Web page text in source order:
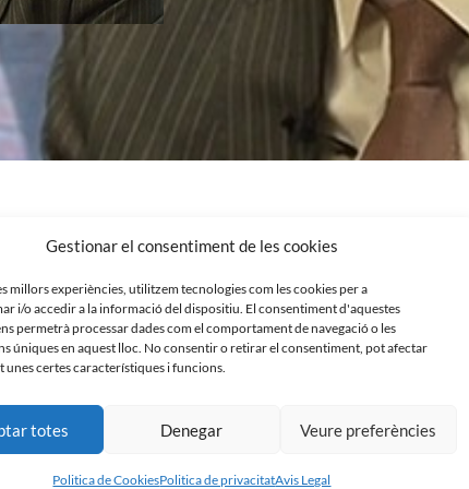
Gestionar el consentiment de les cookies
millors experiències, utilitzem tecnologies com les cookies per a
i/o accedir a la informació del dispositiu. El consentiment d'aquestes
permetrà processar dades com el comportament de navegació o les
úniques en aquest lloc. No consentir o retirar el consentiment, pot afectar
unes certes característiques i funcions.
totes Denegar Veure preferències
Politica de CookiesPolitica de privacitatAvis Legal